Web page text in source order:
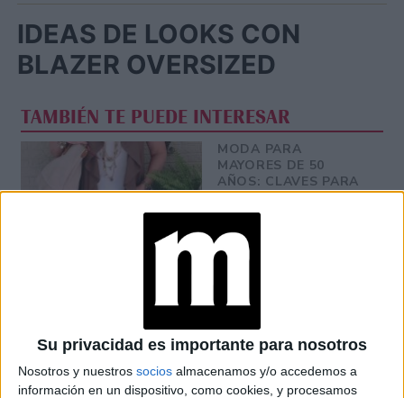
Su privacidad es importante para nosotros
Nosotros y nuestros socios almacenamos y/o accedemos a
información en un dispositivo, como cookies, y procesamos
IDEAS DE LOOKS CON
BLAZER OVERSIZED
TAMBIÉN TE PUEDE INTERESAR
MODA PARA
MAYORES DE 50
AÑOS: CLAVES PARA
USAR
LOOKS ELEGANTES
AÑOS
JEANS A LOS 50
AÑOS POR SALMA